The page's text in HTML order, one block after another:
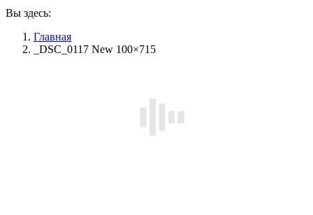
Вы здесь:
Главная
_DSC_0117 New 100×715